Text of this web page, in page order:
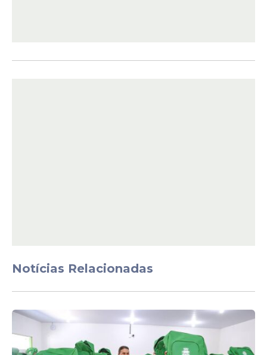
equipes de socorro. Testemunhas
Após o atropelamento, o condutor do
caminhão deixou o local sem prestar
Notícias Relacionadas